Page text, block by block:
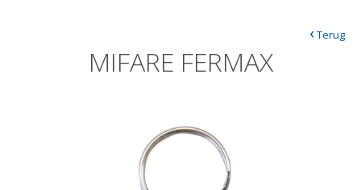
MIFARE FERMAX
‹Terug